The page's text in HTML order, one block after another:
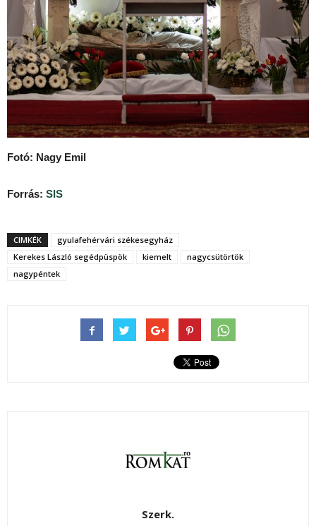
Fotó: Nagy Emil
Forrás: SIS
CIMKÉK
gyulafehérvári székesegyház
Kerekes László segédpüspök
kiemelt
nagycsütörtök
nagypéntek
Szerk.